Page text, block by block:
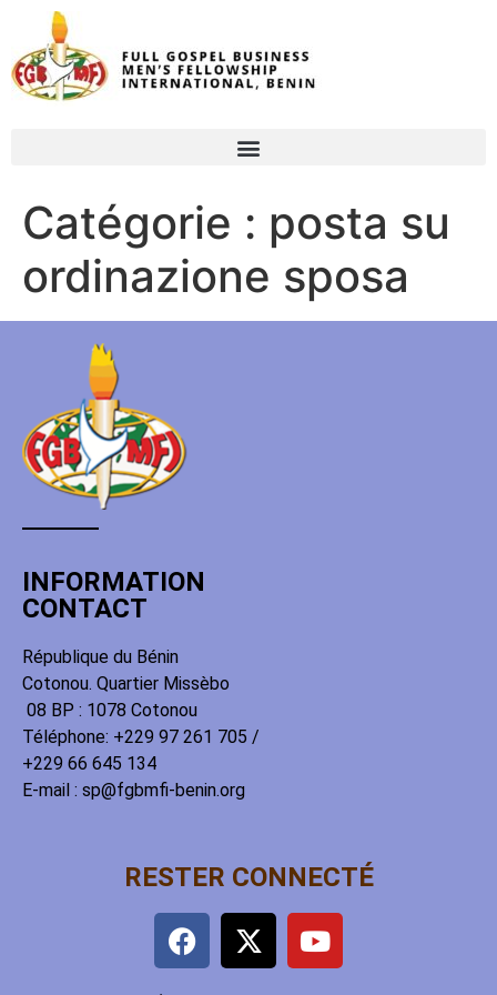
Catégorie : posta su
ordinazione sposa
INFORMATION
CONTACT
République du Bénin
Cotonou. Quartier Missèbo
08 BP : 1078 Cotonou
Téléphone: +229 97 261 705 /
+229 66 645 134
E-mail : sp@fgbmfi-benin.org
RESTER CONNECTÉ